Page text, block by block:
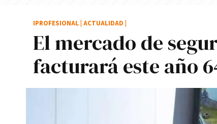
El mercado de
facturará este año
IPROFESIONAL ACTUALIDAD